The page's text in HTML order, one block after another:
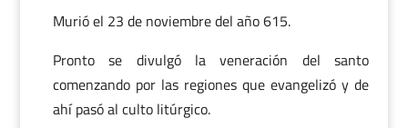
Murió el 23 de noviembre del año 615.
Pronto se divulgó la veneración del santo
comenzando por las regiones que evangelizó y de
ahí pasó al culto litúrgico.